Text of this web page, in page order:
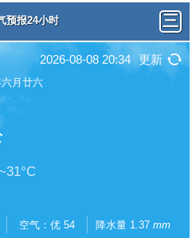
预报24小时
2026-08-08 20:34 更新
月廿六
空气：优 54 降水量 1.37 mm